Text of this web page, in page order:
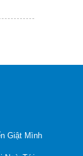
Giật Mình